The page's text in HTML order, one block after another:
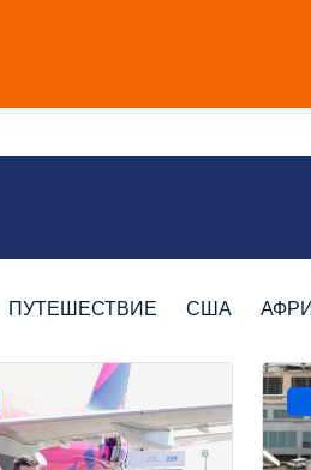
ПУТЕШЕСТВИЕ США